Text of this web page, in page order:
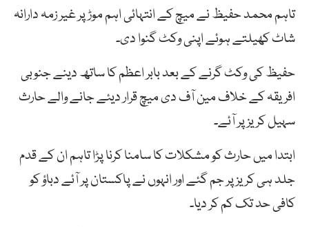
تاہم محمد حفیظ نے میچ کے انتہائی اہم موڑ پر غیر زمہ دارانہ
شاٹ کھیلتے ہوئے اپنی وکٹ گنوا دی۔
حفیظ کی وکٹ گرنے کے بعد بابر اعظم کا ساتھ دینے جنوبی
افریقہ کے خلاف مین آف دی میچ قرار دیئے جانے والے حارث
سہیل کریز پر آئے۔
ابتدا میں حارث کو مشکلات کا سامنا کرنا پڑا تاہم ان کے قدم
جلد ہی کریز پر جم گئے اور انہوں نے پاکستان پر آئے دباؤ کو
کافی حد تک کم کر دیا۔